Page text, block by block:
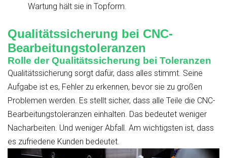
Wartung hält sie in Topform.
Qualitätssicherung bei CNC-
Bearbeitungstoleranzen
Rolle der Qualitätssicherung bei Toleranzen
Qualitätssicherung sorgt dafür, dass alles stimmt. Seine
Aufgabe ist es, Fehler zu erkennen, bevor sie zu großen
Problemen werden. Es stellt sicher, dass alle Teile die CNC-
Bearbeitungstoleranzen einhalten. Das bedeutet weniger
Nacharbeiten. Und weniger Abfall. Am wichtigsten ist, dass
es zufriedene Kunden bedeutet.